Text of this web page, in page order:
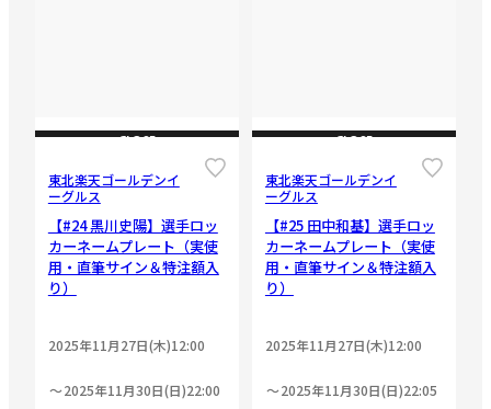
CLOSE
東北楽天ゴールデンイ
ーグルス
【#24 黒川史陽】選手ロッ
カーネームプレート（実使
用・直筆サイン＆特注額入
り）
2025年11月27日(木)12:00
2025年11月30日(日)22:00
CLOSE
東北楽天ゴールデンイ
ーグルス
【#25 田中和基】選手ロッ
カーネームプレート（実使
用・直筆サイン＆特注額入
り）
2025年11月27日(木)12:00
2025年11月30日(日)22:05